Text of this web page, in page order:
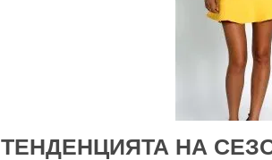
ТЕНДЕНЦИЯТА НА